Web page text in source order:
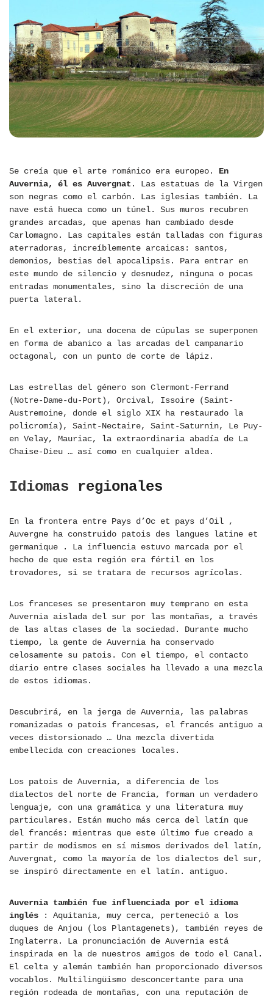
Se creía que el arte románico era europeo. En
Auvernia, él es Auvergnat . Las estatuas de la Virgen
son negras como el carbón. Las iglesias también. La
nave está hueca como un túnel. Sus muros recubren
grandes arcadas, que apenas han cambiado desde
Carlomagno. Las capitales están talladas con figuras
aterradoras, increíblemente arcaicas: santos,
demonios, bestias del apocalipsis. Para entrar en
este mundo de silencio y desnudez, ninguna o pocas
entradas monumentales, sino la discreción de una
puerta lateral.
En el exterior, una docena de cúpulas se superponen
en forma de abanico a las arcadas del campanario
octagonal, con un punto de corte de lápiz.
Las estrellas del género son Clermont-Ferrand
(Notre-Dame-du-Port), Orcival, Issoire (Saint-
Austremoine, donde el siglo XIX ha restaurado la
policromía), Saint-Nectaire, Saint-Saturnin, Le Puy-
en Velay, Mauriac, la extraordinaria abadía de La
Chaise-Dieu … así como en cualquier aldea.
Idiomas regionales
En la frontera entre Pays d’Oc et pays d’Oil ,
Auvergne ha construido patois des langues latine et
germanique . La influencia estuvo marcada por el
hecho de que esta región era fértil en los
trovadores, si se tratara de recursos agrícolas.
Los franceses se presentaron muy temprano en esta
Auvernia aislada del sur por las montañas, a través
de las altas clases de la sociedad. Durante mucho
tiempo, la gente de Auvernia ha conservado
celosamente su patois. Con el tiempo, el contacto
diario entre clases sociales ha llevado a una mezcla
de estos idiomas.
Descubrirá, en la jerga de Auvernia, las palabras
romanizadas o patois francesas, el francés antiguo a
veces distorsionado … Una mezcla divertida
embellecida con creaciones locales.
Los patois de Auvernia, a diferencia de los
dialectos del norte de Francia, forman un verdadero
lenguaje, con una gramática y una literatura muy
particulares. Están mucho más cerca del latín que
del francés: mientras que este último fue creado a
partir de modismos en sí mismos derivados del latín,
Auvergnat, como la mayoría de los dialectos del sur,
se inspiró directamente en el latín. antiguo.
Auvernia también fue influenciada por el idioma
inglés : Aquitania, muy cerca, perteneció a los
duques de Anjou (los Plantagenets), también reyes de
Inglaterra. La pronunciación de Auvernia está
inspirada en la de nuestros amigos de todo el Canal.
El celta y alemán también han proporcionado diversos
vocablos. Multilingüismo desconcertante para una
región rodeada de montañas, con una reputación de